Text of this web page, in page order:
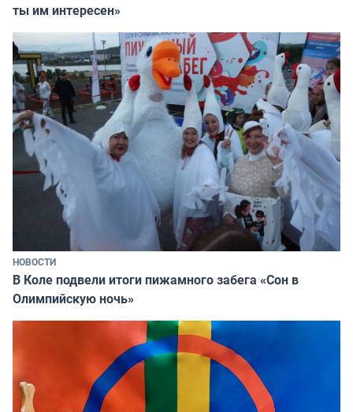
ты им интересен»
НОВОСТИ
В Коле подвели итоги пижамного забега «Сон в
Олимпийскую ночь»